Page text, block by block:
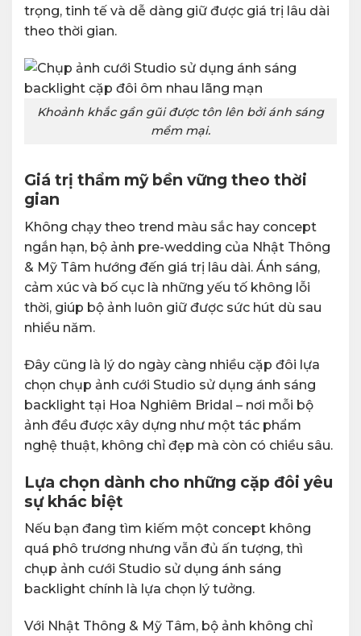
trọng, tinh tế và dễ dàng giữ được giá trị lâu dài
theo thời gian.
Khoảnh khắc gần gũi được tôn lên bởi ánh sáng
mềm mại.
Giá trị thẩm mỹ bền vững theo thời
gian
Không chạy theo trend màu sắc hay concept
ngắn hạn, bộ ảnh pre-wedding của Nhật Thông
& Mỹ Tâm hướng đến giá trị lâu dài. Ánh sáng,
cảm xúc và bố cục là những yếu tố không lỗi
thời, giúp bộ ảnh luôn giữ được sức hút dù sau
nhiều năm.
Đây cũng là lý do ngày càng nhiều cặp đôi lựa
chọn chụp ảnh cưới Studio sử dụng ánh sáng
backlight tại Hoa Nghiêm Bridal – nơi mỗi bộ
ảnh đều được xây dựng như một tác phẩm
nghệ thuật, không chỉ đẹp mà còn có chiều sâu.
Lựa chọn dành cho những cặp đôi yêu
sự khác biệt
Nếu bạn đang tìm kiếm một concept không
quá phô trương nhưng vẫn đủ ấn tượng, thì
chụp ảnh cưới Studio sử dụng ánh sáng
backlight chính là lựa chọn lý tưởng.
Với Nhật Thông & Mỹ Tâm, bộ ảnh không chỉ